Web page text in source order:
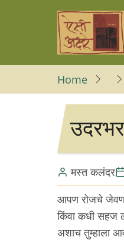
Home
मस्त कलंदर
आपण रोजचे जेवण
किंवा कधी सहज
अशाच तुम्हाला